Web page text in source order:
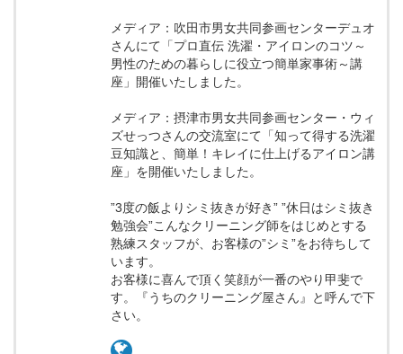
メディア：吹田市男女共同参画センターデュオ
さんにて「プロ直伝 洗濯・アイロンのコツ～
男性のための暮らしに役立つ簡単家事術～講
座」開催いたしました。
メディア：摂津市男女共同参画センター・ウィ
ズせっつさんの交流室にて「知って得する洗濯
豆知識と、簡単！キレイに仕上げるアイロン講
座」を開催いたしました。
”3度の飯よりシミ抜きが好き” ”休日はシミ抜き
勉強会”こんなクリーニング師をはじめとする
熟練スタッフが、お客様の”シミ”をお待ちして
います。
お客様に喜んで頂く笑顔が一番のやり甲斐で
す。『うちのクリーニング屋さん』と呼んで下
さい。